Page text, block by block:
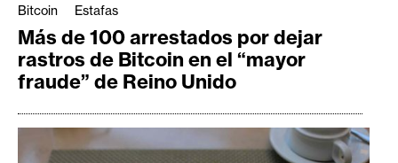
Bitcoin Estafas
Más de 100 arrestados por dejar
rastros de Bitcoin en el “mayor
fraude” de Reino Unido